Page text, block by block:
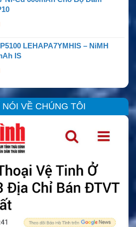
LEHAPA7YMHIS – NiMH
IS
NÓI VỀ CHÚNG TÔI